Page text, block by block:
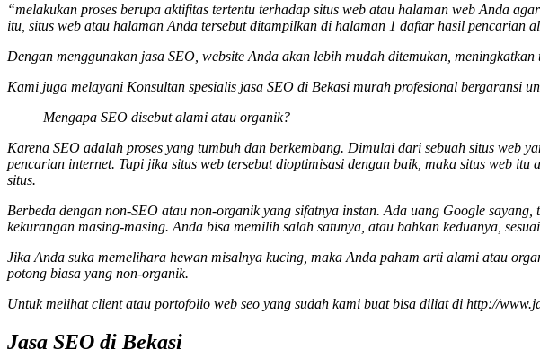
“melakukan proses berupa aktifitas tertentu terhadap situs web atau halaman web Anda
itu, situs web atau halaman Anda tersebut ditampilkan di halaman 1 daftar hasil pencarian
Dengan menggunakan jasa SEO, website Anda akan lebih mudah ditemukan,
Kami juga melayani Konsultan spesialis jasa SEO di Bekasi murah profesional bergaransi
Mengapa SEO disebut alami atau organik?
Karena SEO adalah proses yang tumbuh dan berkembang. Dimulai dari sebuah situs web
pencarian internet. Tapi jika situs web tersebut dioptimisasi dengan baik, maka situs web
situs.
Berbeda dengan non-SEO atau non-organik yang sifatnya instan. Ada uang Google
kekurangan masing-masing. Anda bisa memilih salah satunya, atau bahkan keduanya,
Jika Anda suka memelihara hewan misalnya kucing, maka Anda paham arti alami atau
potong biasa yang non-organik.
Untuk melihat client atau portofolio web seo yang sudah kami buat bisa diliat di http://
Jasa SEO di Bekasi